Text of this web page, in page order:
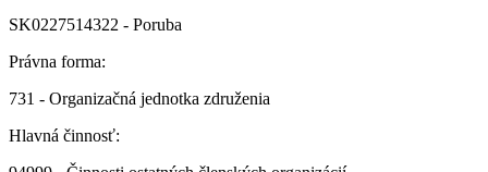
SK0227514322 - Poruba
Právna forma:
731 - Organizačná jednotka združenia
Hlavná činnosť: